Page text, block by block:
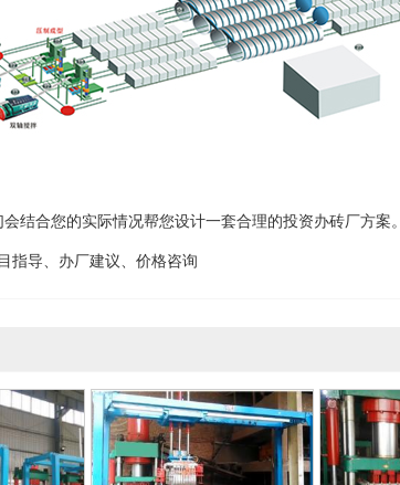
结合您的实际情况帮您设计一套合理的投资办砖厂方案。
指导、办厂建议、价格咨询